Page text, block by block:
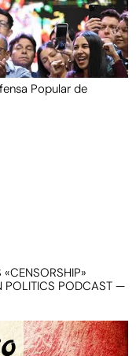
Popular de
POLITICS PODCAST —